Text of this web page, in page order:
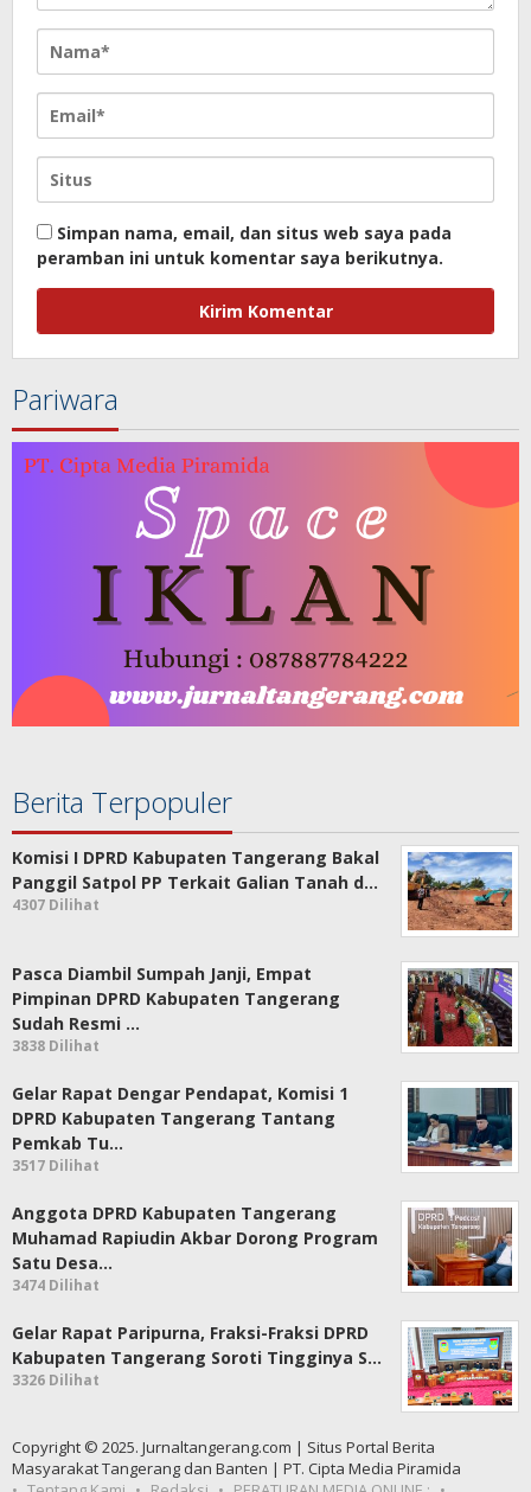
Simpan nama, email, dan situs web saya pada
peramban ini untuk komentar saya berikutnya.
Pariwara
Berita Terpopuler
Komisi I DPRD Kabupaten Tangerang Bakal
Panggil Satpol PP Terkait Galian Tanah d…
4307 Dilihat
Pasca Diambil Sumpah Janji, Empat
Pimpinan DPRD Kabupaten Tangerang
Sudah Resmi …
3838 Dilihat
Gelar Rapat Dengar Pendapat, Komisi 1
DPRD Kabupaten Tangerang Tantang
Pemkab Tu…
3517 Dilihat
Anggota DPRD Kabupaten Tangerang
Muhamad Rapiudin Akbar Dorong Program
Satu Desa…
3474 Dilihat
Gelar Rapat Paripurna, Fraksi-Fraksi DPRD
Kabupaten Tangerang Soroti Tingginya S…
3326 Dilihat
Copyright © 2025. Jurnaltangerang.com | Situs Portal Berita
Masyarakat Tangerang dan Banten | PT. Cipta Media Piramida